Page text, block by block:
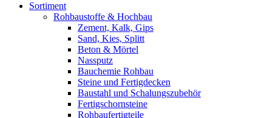
Sortiment
Rohbaustoffe & Hochbau
Zement, Kalk, Gips
Sand, Kies, Splitt
Beton & Mörtel
Nassputz
Bauchemie Rohbau
Steine und Fertigdecken
Baustahl und Schalungszubehör
Fertigschornsteine
Rohbaufertigteile